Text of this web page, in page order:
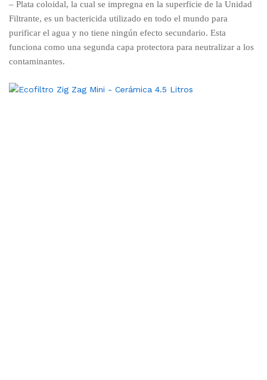
– Plata coloidal, la cual se impregna en la superficie de la Unidad
Filtrante, es un bactericida utilizado en todo el mundo para
purificar el agua y no tiene ningún efecto secundario. Esta
funciona como una segunda capa protectora para neutralizar a los
contaminantes.